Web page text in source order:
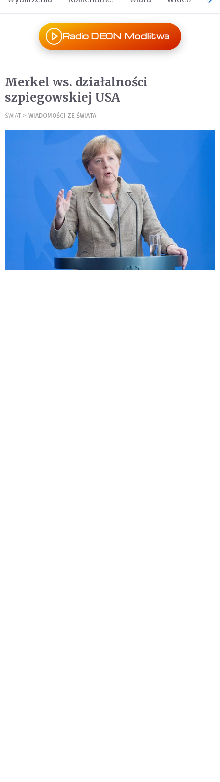
Radio DEON Modlitwa
Merkel ws. działalności
szpiegowskiej USA
ŚWIAT WIADOMOŚCI ZE ŚWIATA